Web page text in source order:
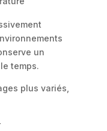
un
temps.
plus variés,